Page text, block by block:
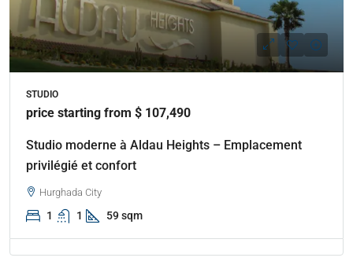
STUDIO
price starting from $ 107,490
Studio moderne à Aldau Heights – Emplacement
privilégié et confort
Hurghada City
1 1 59 sqm